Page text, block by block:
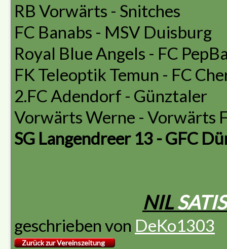
RB Vorwärts - Snitches
FC Banabs - MSV Duisburg
Royal Blue Angels - FC
FK Teleoptik Temun - FC
2.FC Adendorf - Günztaler
Vorwärts Werne - Vorwärts
SG Langendreer 13 - GFC
NILSATIS
geschrieben von DeKo1303
Zurück zur Vereinszeitung